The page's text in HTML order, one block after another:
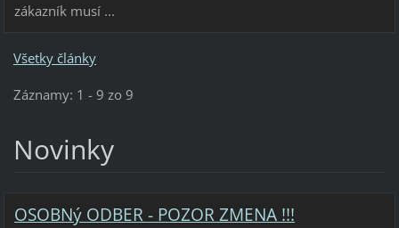
zákazník musí ...
Všetky články
Záznamy: 1 - 9 zo 9
Novinky
OSOBNý ODBER - POZOR ZMENA !!!